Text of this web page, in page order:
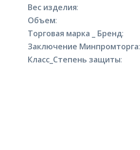
Вес изделия:
Объем:
Торговая марка _ Бренд:
Заключение Минпромторга:
Класс_Степень защиты: